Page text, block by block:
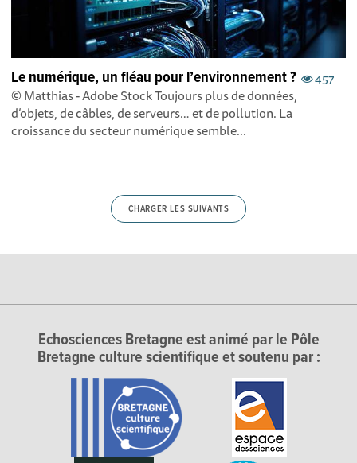
457
Le numérique, un fléau pour l’environnement ?
© Matthias - Adobe Stock Toujours plus de données,
d’objets, de câbles, de serveurs… et de pollution. La
croissance du secteur numérique semble...
CHARGER LES SUIVANTS
Echosciences Bretagne est animé par le Pôle
Bretagne culture scientifique et soutenu par :